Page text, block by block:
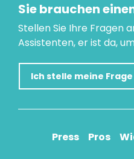
Sie brauchen einen
Stellen Sie Ihre Fragen
Assistenten, er ist da,
Ich stelle meine Frage
Press Pros